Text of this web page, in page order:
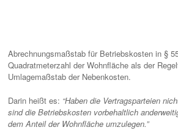
Abrechnungsmaßstab für Betriebskosten in §
Quadratmeterzahl der Wohnfläche als der
Umlagemaßstab der Nebenkosten.
Darin heißt es: “Haben die Vertragsparteien
sind die Betriebskosten vorbehaltlich
dem Anteil der Wohnfläche umzulegen.”